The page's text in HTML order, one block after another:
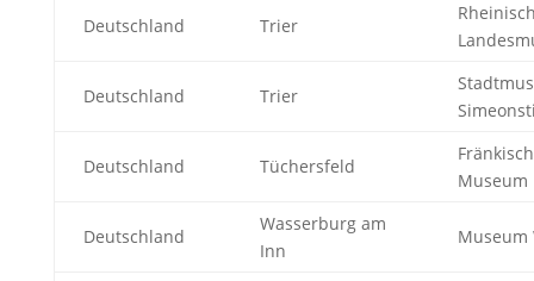
Deutschland Trier
Deutschland Trier
Deutschland Tüchersfeld
Museum
Deutschland
Wasserburg am
Inn
Museum